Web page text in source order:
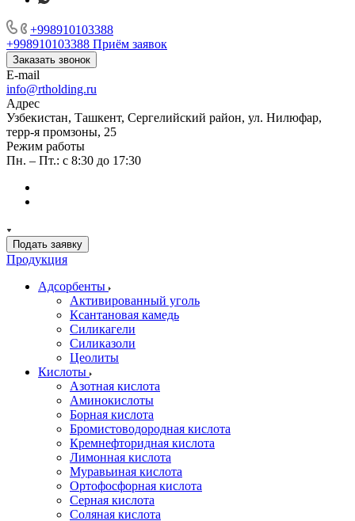
+998910103388
+998910103388 Приём заявок
Заказать звонок
E-mail
info@rtholding.ru
Адрес
Узбекистан, Ташкент, Сергелийский район, ул. Нилюфар,
терр-я промзоны, 25
Режим работы
Пн. – Пт.: с 8:30 до 17:30
Подать заявку
Продукция
Адсорбенты
Активированный уголь
Ксантановая камедь
Силикагели
Силиказоли
Цеолиты
Кислоты
Азотная кислота
Аминокислоты
Борная кислота
Бромистоводородная кислота
Кремнефторидная кислота
Лимонная кислота
Муравьиная кислота
Ортофосфорная кислота
Серная кислота
Соляная кислота